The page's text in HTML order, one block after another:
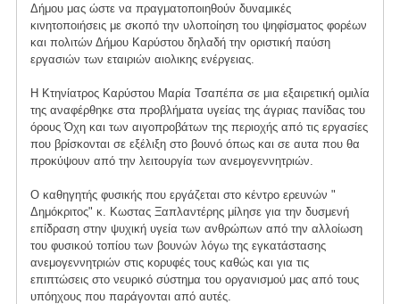
Δήμου μας ώστε να πραγματοποιηθούν δυναμικές
κινητοποιήσεις με σκοπό την υλοποίηση του ψηφίσματος φορέων
και πολιτών Δήμου Καρύστου δηλαδή την οριστική παύση
εργασιών των εταιριών αιολικης ενέργειας.
Η Κτηνίατρος Καρύστου Μαρία Τσαπέπα σε μια εξαιρετική ομιλία
της αναφέρθηκε στα προβλήματα υγείας της άγριας πανίδας του
όρους Όχη και των αιγοπροβάτων της περιοχής από τις εργασίες
που βρίσκονται σε εξέλιξη στο βουνό όπως και σε αυτα που θα
προκύψουν από την λειτουργία των ανεμογεννητριών.
Ο καθηγητής φυσικής που εργάζεται στο κέντρο ερευνών "
Δημόκριτος" κ. Κωστας Ξαπλαντέρης μίλησε για την δυσμενή
επίδραση στην ψυχική υγεία των ανθρώπων από την αλλοίωση
του φυσικού τοπίου των βουνών λόγω της εγκατάστασης
ανεμογεννητριών στις κορυφές τους καθώς και για τις
επιπτώσεις στο νευρικό σύστημα του οργανισμού μας από τους
υπόηχους που παράγονται από αυτές.